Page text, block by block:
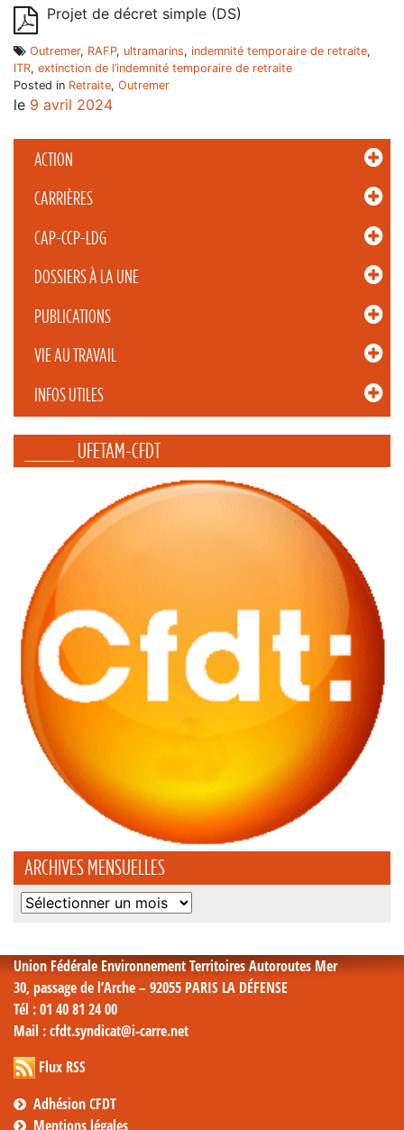
ACTION
CARRIÈRES
CAP-CCP-LDG
DOSSIERS À LA UNE
PUBLICATIONS
VIE AU TRAVAIL
INFOS UTILES
_____ UFETAM-CFDT
ARCHIVES MENSUELLES
Archives
Projet de décret simple (DS)
Outremer, RAFP, ultramarins, indemnité temporaire de retraite,
ITR, extinction de l’indemnité temporaire de retraite
Posted in Retraite, Outremer
le 9 avril 2024
Union Fédérale Environnement Territoires Autoroutes Mer
30, passage de l’Arche – 92055 PARIS LA DÉFENSE
Tél : 01 40 81 24 00
Mail : cfdt.syndicat@i-carre.net
Flux RSS
Adhésion CFDT
Mentions légales